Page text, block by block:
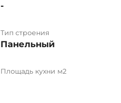
-
Тип строения
Панельный
Площадь кухни м2